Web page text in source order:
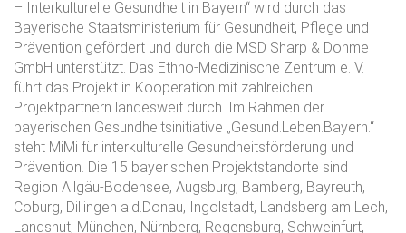
– Interkulturelle Gesundheit in Bayern“ wird durch das
Bayerische Staatsministerium für Gesundheit, Pflege und
Prävention gefördert und durch die MSD Sharp & Dohme
GmbH unterstützt. Das Ethno-Medizinische Zentrum e. V.
führt das Projekt in Kooperation mit zahlreichen
Projektpartnern landesweit durch. Im Rahmen der
bayerischen Gesundheitsinitiative „Gesund.Leben.Bayern.“
steht MiMi für interkulturelle Gesundheitsförderung und
Prävention. Die 15 bayerischen Projektstandorte sind
Region Allgäu-Bodensee, Augsburg, Bamberg, Bayreuth,
Coburg, Dillingen a.d.Donau, Ingolstadt, Landsberg am Lech,
Landshut, München, Nürnberg, Regensburg, Schweinfurt,